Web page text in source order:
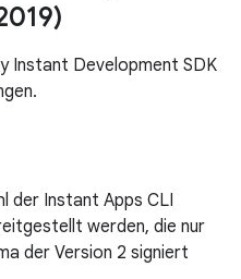
Instant Development SDK
der Instant Apps CLI
werden, die nur
der Version 2 signiert